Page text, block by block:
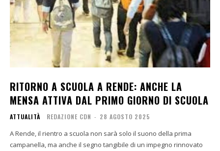
RITORNO A SCUOLA A RENDE: ANCHE LA
MENSA ATTIVA DAL PRIMO GIORNO DI SCUOLA
ATTUALITÀ REDAZIONE CDN - 28 AGOSTO 2025
A Rende, il rientro a scuola non sarà solo il suono della prima
campanella, ma anche il segno tangibile di un impegno rinnovato